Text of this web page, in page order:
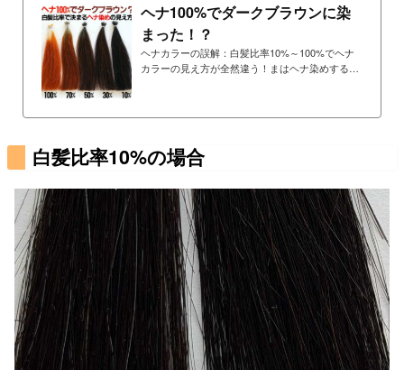
ヘナ100%でダークブラウンに染
まった！？
ヘナカラーの誤解：白髪比率10%～100%でヘナ
カラーの見え方が全然違う！まはヘナ染めする
立たないばかりか、ヘナ色に染まっていることす
らわかりません。白髪比率別、ヘナカラー染まり
shorts/bkXRidvu42E白髪比率30%はヘナ染め後、
ダークブラウンの見え方まは白髪30%の場合、ヘ
ナの赤味はまったくわか...
白髪比率10%の場合